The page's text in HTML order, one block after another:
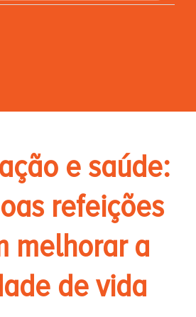
e saúde:
refeições
melhorar a
de vida